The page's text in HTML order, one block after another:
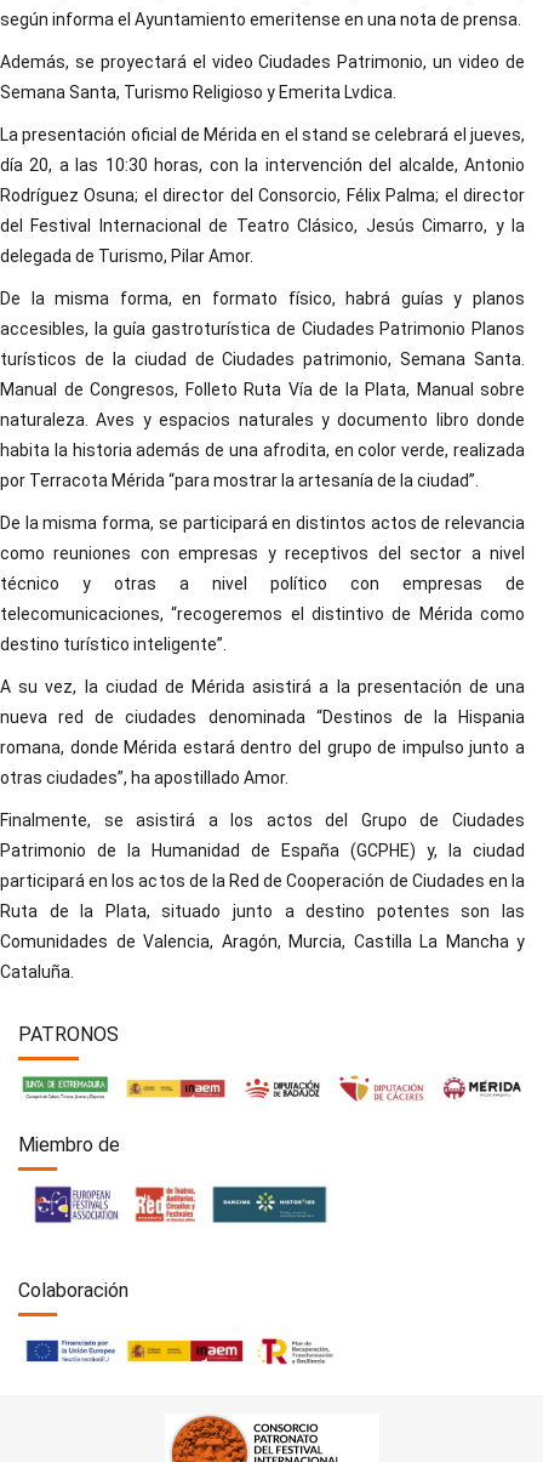
según informa el Ayuntamiento emeritense en una nota de prensa.
Además, se proyectará el video Ciudades Patrimonio, un video de
Semana Santa, Turismo Religioso y Emerita Lvdica.
La presentación oficial de Mérida en el stand se celebrará el jueves,
día 20, a las 10:30 horas, con la intervención del alcalde, Antonio
Rodríguez Osuna; el director del Consorcio, Félix Palma; el director
del Festival Internacional de Teatro Clásico, Jesús Cimarro, y la
delegada de Turismo, Pilar Amor.
De la misma forma, en formato físico, habrá guías y planos
accesibles, la guía gastroturística de Ciudades Patrimonio Planos
turísticos de la ciudad de Ciudades patrimonio, Semana Santa.
Manual de Congresos, Folleto Ruta Vía de la Plata, Manual sobre
naturaleza. Aves y espacios naturales y documento libro donde
habita la historia además de una afrodita, en color verde, realizada
por Terracota Mérida “para mostrar la artesanía de la ciudad”.
De la misma forma, se participará en distintos actos de relevancia
como reuniones con empresas y receptivos del sector a nivel
técnico y otras a nivel político con empresas de
telecomunicaciones, “recogeremos el distintivo de Mérida como
destino turístico inteligente”.
A su vez, la ciudad de Mérida asistirá a la presentación de una
nueva red de ciudades denominada “Destinos de la Hispania
romana, donde Mérida estará dentro del grupo de impulso junto a
otras ciudades”, ha apostillado Amor.
Finalmente, se asistirá a los actos del Grupo de Ciudades
Patrimonio de la Humanidad de España (GCPHE) y, la ciudad
participará en los actos de la Red de Cooperación de Ciudades en la
Ruta de la Plata, situado junto a destino potentes son las
Comunidades de Valencia, Aragón, Murcia, Castilla La Mancha y
Cataluña.
PATRONOS
Miembro de
Colaboración